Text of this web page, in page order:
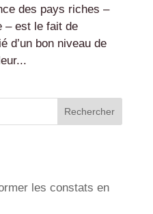
des pays riches –
– est le fait de
d’un bon niveau de
Rechercher
les constats en